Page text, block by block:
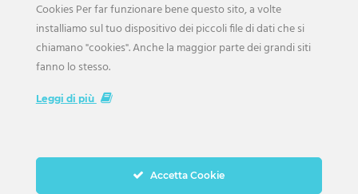
Iscrizione Aziende
Scarica la Rivista
Cookies Per far funzionare bene questo sito, a volte
installiamo sul tuo dispositivo dei piccoli file di dati che si
chiamano "cookies". Anche la maggior parte dei grandi siti
fanno lo stesso.
Leggi di più
Accetta Cookie